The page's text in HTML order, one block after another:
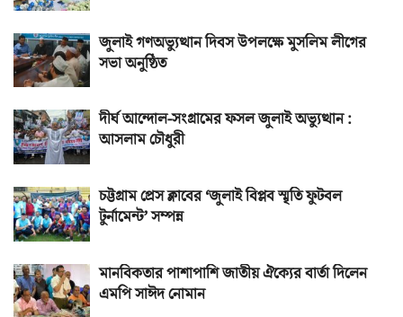
জুলাই গণঅভ্যুত্থান দিবস উপলক্ষে মুসলিম লীগের
সভা অনুষ্ঠিত
দীর্ঘ আন্দোল-সংগ্রামের ফসল জুলাই অভ্যুত্থান :
আসলাম চৌধুরী
চট্টগ্রাম প্রেস ক্লাবের ‘জুলাই বিপ্লব স্মৃতি ফুটবল
টুর্নামেন্ট’ সম্পন্ন
মানবিকতার পাশাপাশি জাতীয় ঐক্যের বার্তা দিলেন
এমপি সাঈদ নোমান